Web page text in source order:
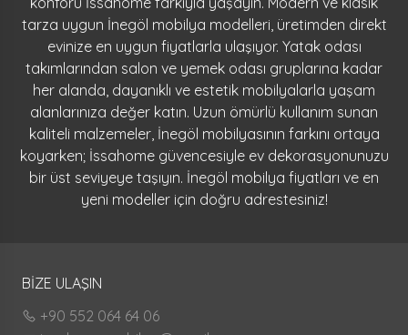
tarza uygun İnegöl mobilya modelleri, üretimden direkt
evinize en uygun fiyatlarla ulaşıyor. Yatak odası
takımlarından salon ve yemek odası gruplarına kadar
her alanda, dayanıklı ve estetik mobilyalarla yaşam
alanlarınıza değer katın. Uzun ömürlü kullanım sunan
kaliteli malzemeler, İnegöl mobilyasının farkını ortaya
koyarken; İssahome güvencesiyle ev dekorasyonunuzu
bir üst seviyeye taşıyın. İnegöl mobilya fiyatları ve en
yeni modeller için doğru adrestesiniz!
BİZE ULAŞIN
+90 552 064 64 06